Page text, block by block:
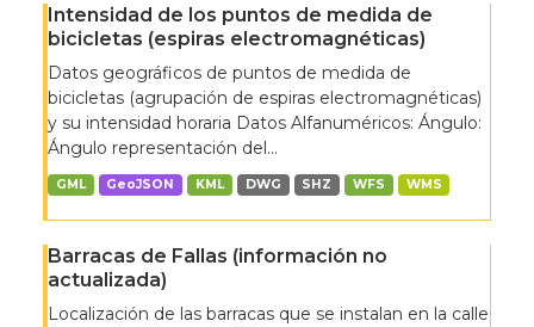
Intensidad de los puntos de medida de
bicicletas (espiras electromagnéticas)
Datos geográficos de puntos de medida de
bicicletas (agrupación de espiras electromagnéticas)
y su intensidad horaria Datos Alfanuméricos: Ángulo:
Ángulo representación del...
GML GeoJSON KML DWG SHZ WFS WMS
Barracas de Fallas (información no
actualizada)
Localización de las barracas que se instalan en la calle